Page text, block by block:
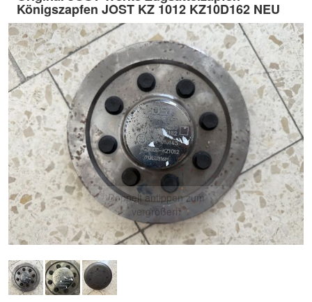
Königszapfen JOST KZ 1012 KZ10D162 NEU
Doppelt antippen zum
vergrößern